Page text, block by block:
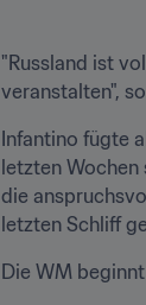
"Russland ist
veranstalten",
Infantino fügte
letzten Wochen
die
letzten Schliff
Die WM